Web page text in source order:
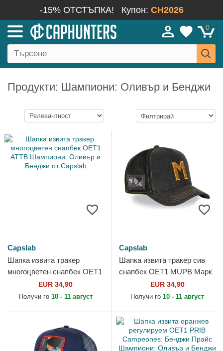
-15% ОТСТЪПКА! Купон: CH2026
0
Продукти: Шампиони: Оливър и Бенджи
Capslab
Шапка извита тракер
многоцветен снапбек OET1
ATTB Шампиони: Оливър и
Бенджи от Capslab
EUR 34,90
Получи го 10 - 11 август
Capslab
Шапка извита тракер сив
снапбек OET1 MUPB Марк
Лендерс Шампиони:
Оливър и Бенджи от
EUR 34,90
Получи го 10 - 11 август